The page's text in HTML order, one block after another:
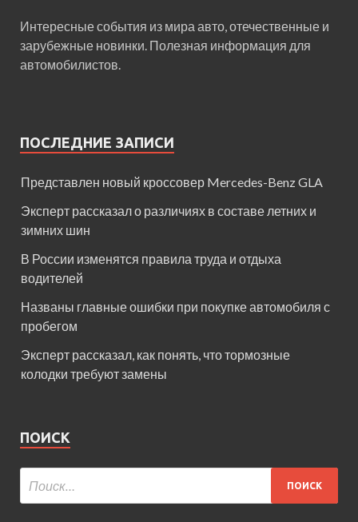
Интересные события из мира авто, отечественные и
зарубежные новинки. Полезная информация для
автомобилистов.
ПОСЛЕДНИЕ ЗАПИСИ
Представлен новый кроссовер Mercedes-Benz GLA
Эксперт рассказал о различиях в составе летних и
зимних шин
В России изменятся правила труда и отдыха
водителей
Названы главные ошибки при покупке автомобиля с
пробегом
Эксперт рассказал, как понять, что тормозные
колодки требуют замены
ПОИСК